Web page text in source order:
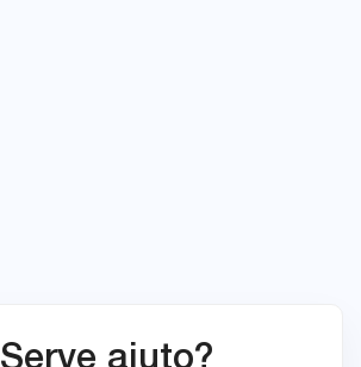
Serve aiuto?